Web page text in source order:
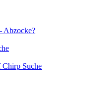
Abzocke?
Suche